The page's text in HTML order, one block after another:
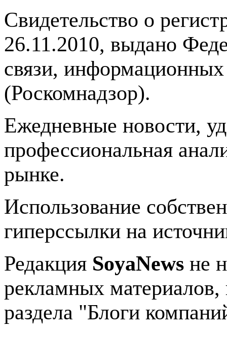
Свидетельство о
26.11.2010, выдано
связи,
(Роскомнадзор).
Ежедневные новости,
профессиональная
рынке.
Использование
гиперссылки на
Редакция SoyaNews не
рекламных
раздела "Блоги